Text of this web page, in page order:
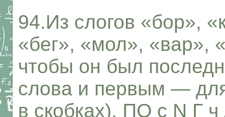
94.Из слогов «бор»,
«бег», «мол», «вар»,
чтобы он был
слова и первым —
в скобках). ПО с N Г